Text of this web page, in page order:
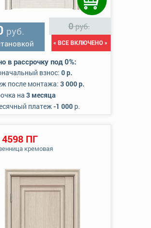
руб. 0руб.
« ВСЕ ВКЛЮЧЕНО »
в рассрочку под 0%:
взнос: 0 р.
после монтажа: 3 000 р.
на 3 месяца
платеж-1 000р.
4598 ПГ
кремовая